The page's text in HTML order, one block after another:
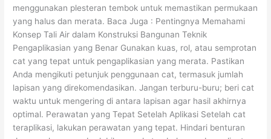
menggunakan plesteran tembok untuk memastikan permukaan
yang halus dan merata. Baca Juga : Pentingnya Memahami
Konsep Tali Air dalam Konstruksi Bangunan Teknik
Pengaplikasian yang Benar Gunakan kuas, rol, atau semprotan
cat yang tepat untuk pengaplikasian yang merata. Pastikan
Anda mengikuti petunjuk penggunaan cat, termasuk jumlah
lapisan yang direkomendasikan. Jangan terburu-buru; beri cat
waktu untuk mengering di antara lapisan agar hasil akhirnya
optimal. Perawatan yang Tepat Setelah Aplikasi Setelah cat
teraplikasi, lakukan perawatan yang tepat. Hindari benturan